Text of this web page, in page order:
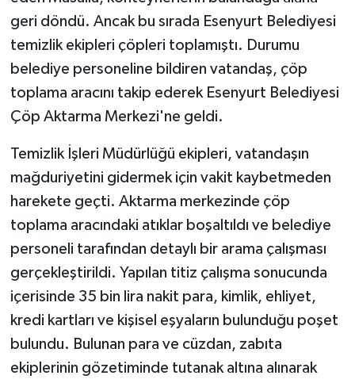
geri döndü. Ancak bu sırada Esenyurt Belediyesi
temizlik ekipleri çöpleri toplamıştı. Durumu
belediye personeline bildiren vatandaş, çöp
toplama aracını takip ederek Esenyurt Belediyesi
Çöp Aktarma Merkezi'ne geldi.
Temizlik İşleri Müdürlüğü ekipleri, vatandaşın
mağduriyetini gidermek için vakit kaybetmeden
harekete geçti. Aktarma merkezinde çöp
toplama aracındaki atıklar boşaltıldı ve belediye
personeli tarafından detaylı bir arama çalışması
gerçekleştirildi. Yapılan titiz çalışma sonucunda
içerisinde 35 bin lira nakit para, kimlik, ehliyet,
kredi kartları ve kişisel eşyaların bulunduğu poşet
bulundu. Bulunan para ve cüzdan, zabıta
ekiplerinin gözetiminde tutanak altına alınarak